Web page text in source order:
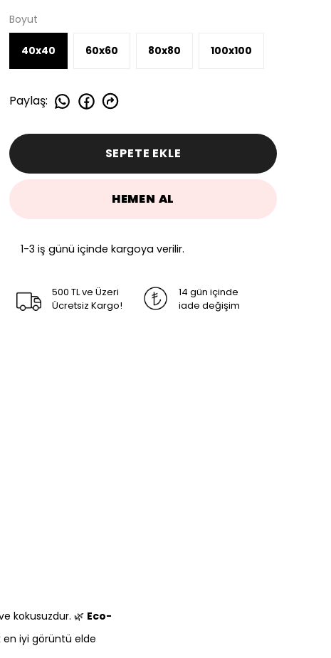
Boyut
40x40 60x60 80x80 100x100
Paylaş:
SEPETE EKLE
HEMEN AL
1-3 iş günü içinde kargoya verilir.
500 TL ve Üzeri
Ücretsiz Kargo!
14 gün içinde
iade değişim
kokusuzdur. 🌿 Eco-
en iyi görüntü elde